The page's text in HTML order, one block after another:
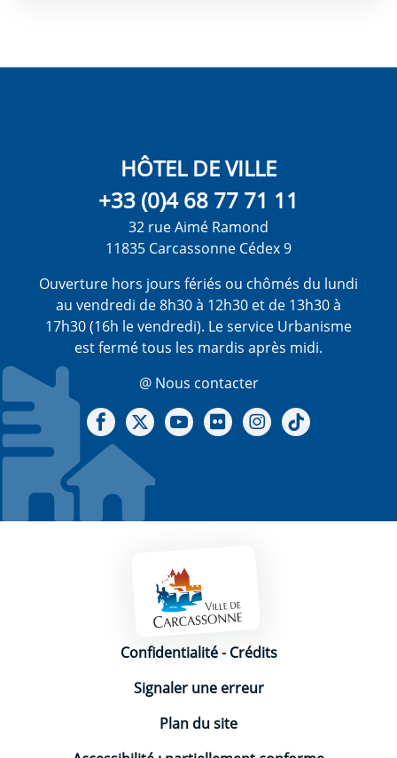
HÔTEL DE VILLE
+33 (0)4 68 77 71 11
32 rue Aimé Ramond
11835 Carcassonne Cédex 9
Ouverture hors jours fériés ou chômés du lundi
au vendredi de 8h30 à 12h30 et de 13h30 à
17h30 (16h le vendredi). Le service Urbanisme
est fermé tous les mardis après midi.
@ Nous contacter
Notre Facebook
Notre X - (twitter)
Notre chaine Youtube
Notre Gallerie sur Flickr
Notre Instagram
Mentions légales
Confidentialité-Crédits
Signaler une erreur
Plan du site